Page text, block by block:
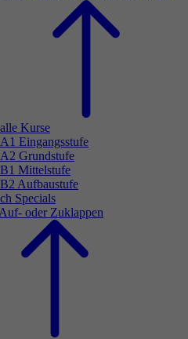
alle Kurse
A1 Eingangsstufe
A2 Grundstufe
B1 Mittelstufe
B2 Aufbaustufe
Specials
Auf- oder Zuklappen